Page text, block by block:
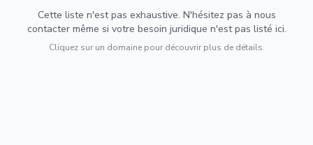
Cette liste n'est pas exhaustive. N'hésitez pas à nous
contacter même si votre besoin juridique n'est pas listé ici.
Cliquez sur un domaine pour découvrir plus de détails.